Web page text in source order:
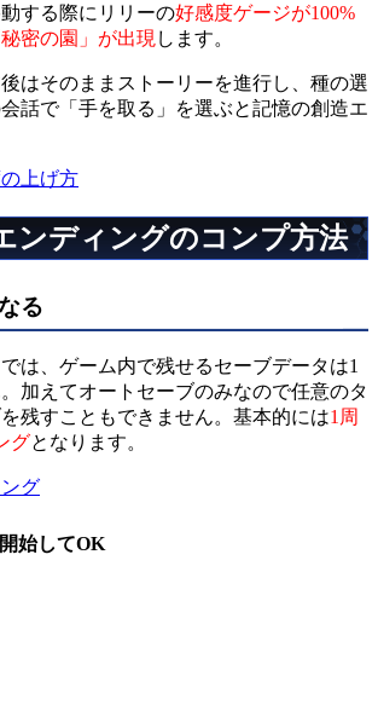
する際にリリーの好感度ゲージが100%
密の園」が出現 します。
はそのままストーリーを進行し、種の選
話で「手を取る」を選ぶと記憶の創造エ
上げ方
ンディングのコンプ方法
る
は、ゲーム内で残せるセーブデータは1
加えてオートセーブのみなので任意のタ
残すこともできません。基本的には1周
グとなります。
グ
始してOK